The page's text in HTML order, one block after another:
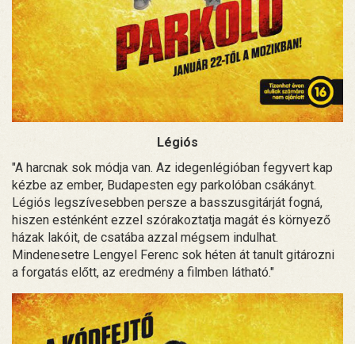
Légiós
"A harcnak sok módja van. Az idegenlégióban fegyvert kap
kézbe az ember, Budapesten egy parkolóban csákányt.
Légiós legszívesebben persze a basszusgitárját fogná,
hiszen esténként ezzel szórakoztatja magát és környező
házak lakóit, de csatába azzal mégsem indulhat.
Mindenesetre Lengyel Ferenc sok héten át tanult gitározni
a forgatás előtt, az eredmény a filmben látható."